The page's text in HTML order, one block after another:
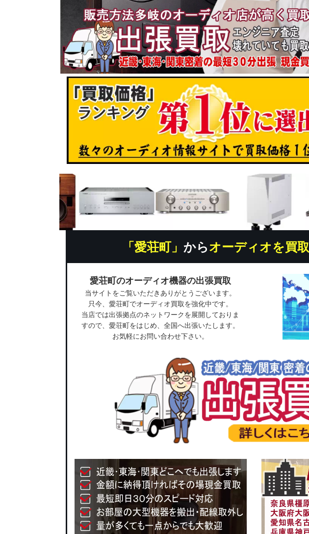
「愛荘町」 からオーディオを買取
愛荘町のオーディオ機器の出張買取
当サイトをご覧いただきありがとうございます。
只今、愛荘町でオーディオ買取を強化中です。
当店では出張拠点のネットワークを展開しておりま
すので、愛荘町をはじめ、全国へ出張いたします。
お気軽にお問い合わせ下さい。